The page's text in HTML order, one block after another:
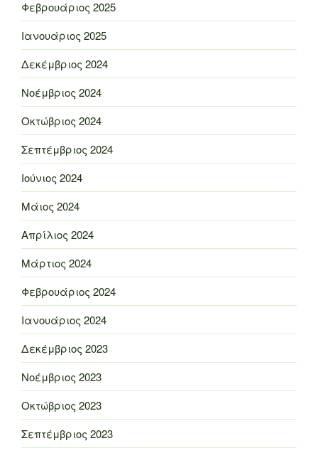
Φεβρουάριος 2025
Ιανουάριος 2025
Δεκέμβριος 2024
Νοέμβριος 2024
Οκτώβριος 2024
Σεπτέμβριος 2024
Ιούνιος 2024
Μάιος 2024
Απρίλιος 2024
Μάρτιος 2024
Φεβρουάριος 2024
Ιανουάριος 2024
Δεκέμβριος 2023
Νοέμβριος 2023
Οκτώβριος 2023
Σεπτέμβριος 2023